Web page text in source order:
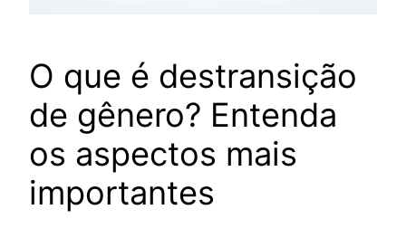
O que é destransição
de gênero? Entenda
os aspectos mais
importantes